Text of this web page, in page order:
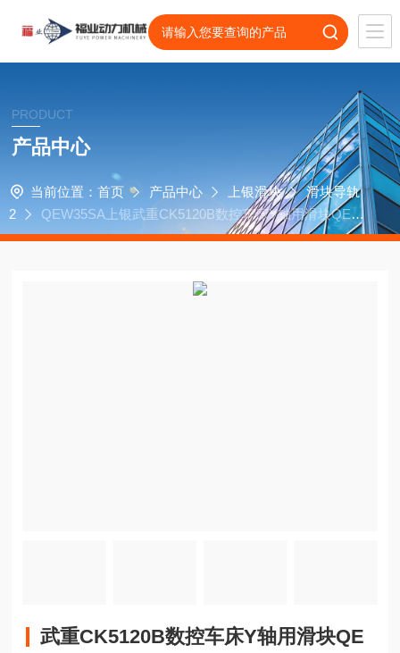
PRODUCT
产品中心
当前位置： 首页 产品中心 上银滑块
滑块导轨
2
QEW35SA上银武重CK5120B数控车床Y轴用滑块QEW
35CA
武重CK5120B数控车床Y轴用滑块QE